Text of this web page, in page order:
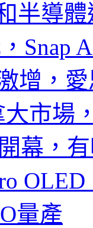
半導
Snap
增，
市場
幕，
量產